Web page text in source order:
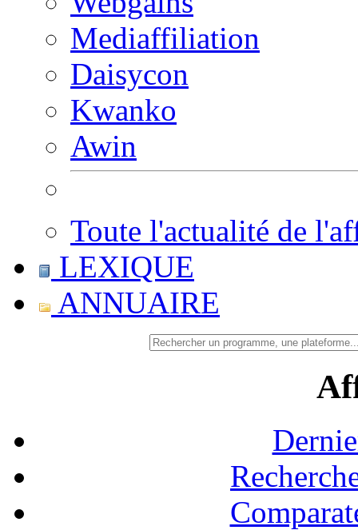
Mediaffiliation
Daisycon
Kwanko
Awin
Toute l'actualité de
LEXIQUE
ANNUAIRE